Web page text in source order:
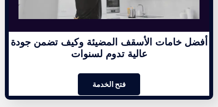
أفضل خامات الأسقف المضيئة وكيف تضمن جودة
عالية تدوم لسنوات
فتح الخدمة